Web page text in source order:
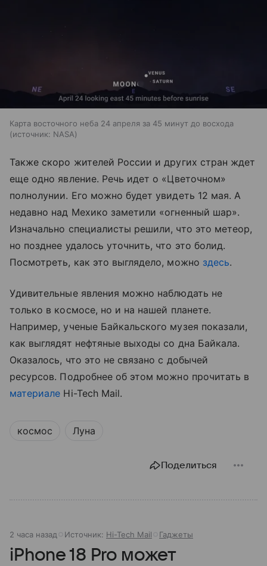
Карта восточного неба 24 апреля за 45 минут до восхода
источник: NASA
Также скоро жителей России и других стран ждет
еще одно явление. Речь идет о «Цветочном»
полнолунии. Его можно будет увидеть 12 мая. А
недавно над Мехико заметили «огненный шар».
Изначально специалисты решили, что это метеор,
но позднее удалось уточнить, что это болид.
Посмотреть, как это выглядело, можно здесь.
Удивительные явления можно наблюдать не
только в космосе, но и на нашей планете.
Например, ученые Байкальского музея показали,
как выглядят нефтяные выходы со дна Байкала.
Оказалось, что это не связано с добычей
ресурсов. Подробнее об этом можно прочитать в
материале Hi-Tech Mail.
космос Луна
Поделиться
2 часа назад Источник: Hi-Tech Mail Гаджеты
iPhone 18 Pro может